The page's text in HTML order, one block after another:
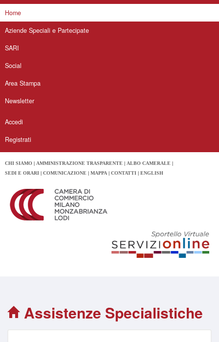
Home
Aziende Speciali e Partecipate
SARI
Social
Area Stampa
Newsletter
Accedi
Registrati
CHI SIAMO AMMINISTRAZIONE TRASPARENTE
ALBO CAMERALE
SEDI E ORARI
COMUNICAZIONE MAPPA CONTATTI ENGLISH
Assistenze Specialistiche